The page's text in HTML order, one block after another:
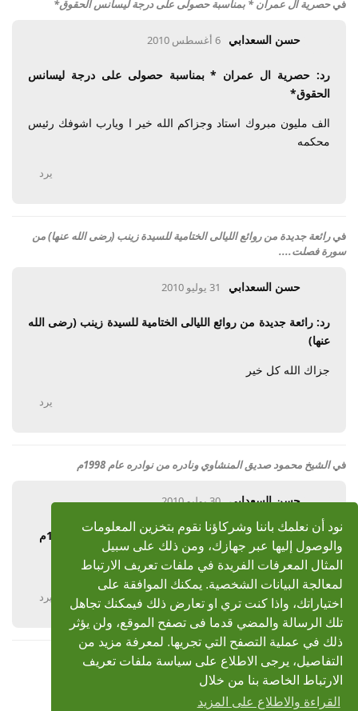
نود أن نعلمك باننا وشركاؤنا نقوم بتخزين المعلومات
والوصول إليها عبر جهازك، ومن ذلك على سبيل
المثال المعرفات الفريدة في ملفات تعريف الارتباط
لمعالجة البيانات الشخصية. يمكنك الموافقة على
اختياراتك، واذا كنت تري او تعارض ذلك فيمكنك تجاهل
تلك الرسالة والمضي قدما فى تصفح الموقع، ولن يؤثر
ذلك في عملية التصفح التي تجريها. لمعرفة مزيد من
التفاصيل، يرجى الاطلاع على سياسة ملفات تعريف
الارتباط الخاصة بنا من خلال
القراءة والاطلاع على المزيد
فيحصرية ال عمران * بمناسبة حصولى على درجة ليسانس الحقوق*
حسن السعدابي 6 أغسطس 2010
رد: حصرية ال عمران * بمناسبة حصولى على درجة ليسانس
الحقوق*
الف مليون مبروك استاد وجزاكم الله خير ا ويارب اشوفك رئيس
محكمه
يرد
فيرائعة جديدة من روائع الليالى الختامية للسيدة زينب (رضى الله عنها) من
سورة فصلت....
حسن السعدابي 31 يوليو 2010
رد: رائعة جديدة من روائع الليالى الختامية للسيدة زينب (رضى الله
عنها)
جزاك الله كل خير
يرد
فيالشيخ محمود صديق المنشاوي ونادره من نوادره عام 1998م
حسن السعدابي 30 يوليو 2010
رد: الشيخ محمود صديق المنشاوي ونادره من نوادره عام 1998م
جزاكم الله خيرا
يرد
عرض المزيد